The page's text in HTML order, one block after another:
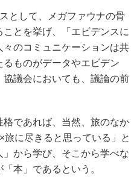
として、メガファウナの骨
とを挙げ、「エビデンスに
のコミュニケーションは共
ものがデータやエビデン
議会においても、議論の前
であれば、当然、旅のなか
に尽きると思っている」と
から学び、そこから学べな
本」であるという。